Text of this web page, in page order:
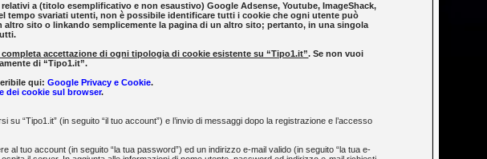
a (titolo esemplificativo e non esaustivo) Google Adsense, Youtube, ImageShack,
tempo svariati utenti, non è possibile identificare tutti i cookie che ogni utente può
sito o linkando semplicemente la pagina di un altro sito; pertanto, in una singola
completa accettazione di ogni tipologia di cookie esistente su “Tipo1.it”. Se non vuoi
di “Tipo1.it”.
qui:Google Privacy e Cookie.
dei cookie sul browser.
“Tipo1.it” (in seguito “il tuo account”) e l’invio di messaggi dopo la registrazione e l’accesso
tuo account (in seguito “la tua password”) ed un indirizzo e-mail valido (in seguito “la tua e-